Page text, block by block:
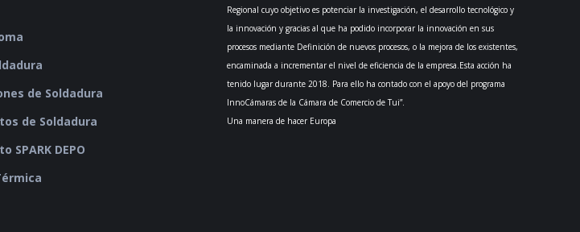
de Soldadura
de Soldadura
SPARK DEPO
Regional cuyo objetivo es potenciar la investigación, el desarrollo tecnológico y
la innovación y gracias al que ha podido incorporar la innovación en sus
procesos mediante Definición de nuevos procesos, o la mejora de los existentes,
encaminada a incrementar el nivel de eficiencia de la empresa.Esta acción ha
tenido lugar durante 2018. Para ello ha contado con el apoyo del programa
InnoCámaras de la Cámara de Comercio de Tui”.
Una manera de hacer Europa